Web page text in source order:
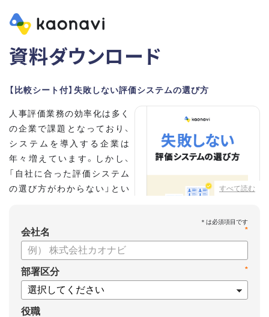
資料ダウンロード
【比較シート付】失敗しない評価システムの選び方
すべて読む
人事評価業務の効率化は多く
の企業で課題となっており、
システムを導入する企業は
年々増えています。しかし、
「自社に合った評価システム
の選び方がわからない」とい
こちらの資料では、
・人事評価システムが必要な企業の特徴
・導入検討に必要な3つの視点
・7つの選定ポイント
についてまとめましたので、ぜひお役立てください。
*
会社名
*
部署区分
役職